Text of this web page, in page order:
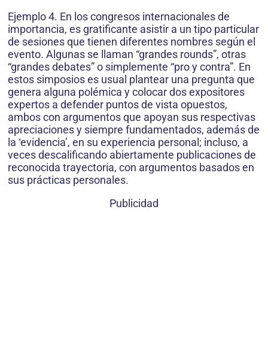
Ejemplo 4. En los congresos internacionales de
importan­cia, es gratificante asistir a un tipo particular
de sesiones que tienen diferentes nombres según el
evento. Algunas se llaman “grandes rounds”, otras
“grandes debates” o simplemente “pro y contra”. En
estos simposios es usual plantear una pregunta que
genera alguna polémica y colocar dos expositores
expertos a defender puntos de vista opuestos,
ambos con argumentos que apoyan sus respectivas
apreciaciones y siempre fundamentados, además de
la ‘evidencia’, en su experiencia personal; incluso, a
veces descalificando abiertamente publicaciones de
reconocida trayectoria, con argumentos basados en
sus prácticas personales.
Publicidad